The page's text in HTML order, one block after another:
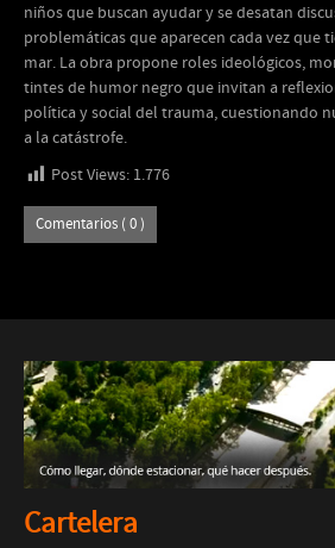
niños que buscan ayudar y se desatan
problemáticas que aparecen cada vez que
mar. La obra propone roles ideológicos,
tintes de humor negro que invitan a
política y social del trauma, cuestionando
a la catástrofe.
Post Views: 1.776
Comentarios ( 0 )
Cartelera